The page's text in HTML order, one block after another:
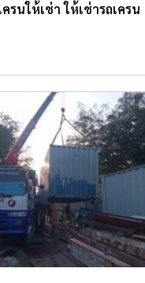
ครนให้เช่า ให้เช่ารถเครน